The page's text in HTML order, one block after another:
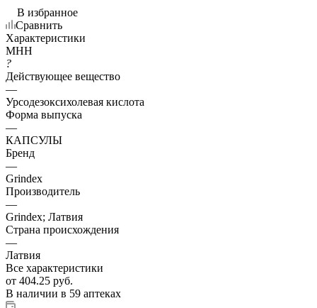
В избранное
Сравнить
Характеристики
МНН
?
Действующее вещество
—
Урсодезоксихолевая кислота
Форма выпуска
—
КАПСУЛЫ
Бренд
—
Grindex
Производитель
—
Grindex; Латвия
Страна происхождения
—
Латвия
Все характеристики
от 404.25 руб.
В наличии в 59 аптеках